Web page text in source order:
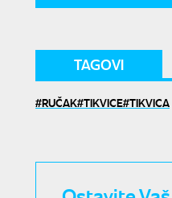
TAGOVI
RUČAK TIKVICE TIKVICA